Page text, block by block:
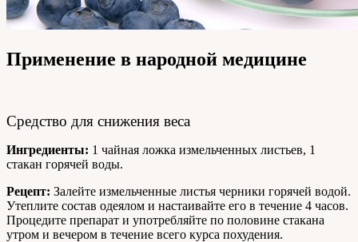
Применение в народной медицине
Средство для снижения веса
Ингредиенты: 1 чайная ложка измельченных листьев, 1
стакан горячей воды.
Рецепт: Залейте измельченные листья черники горячей водой.
Утеплите состав одеялом и настаивайте его в течение 4 часов.
Процедите препарат и употребляйте по половине стакана
утром и вечером в течение всего курса похудения.